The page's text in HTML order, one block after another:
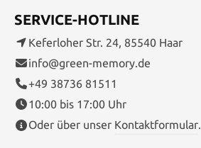
SERVICE-HOTLINE
Keferloher Str. 24, 85540 Haar
info@green-memory.de
+49 38736 81511
10:00 bis 17:00 Uhr
Oder über unser Kontaktformular.